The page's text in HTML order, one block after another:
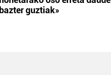
bazter guztiak»